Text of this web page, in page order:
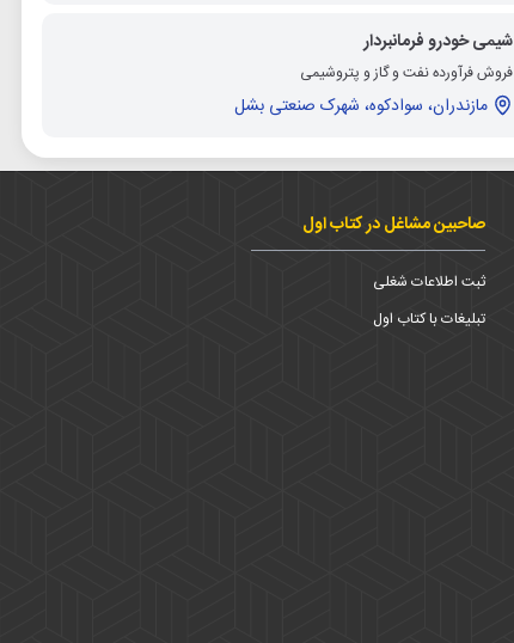
شیمی خودرو فرمانبردار
فروش فرآورده نفت و گاز و پتروشیمی
مازندران، سوادکوه، شهرک صنعتی بشل
صاحبین مشاغل در کتاب اول
ثبت اطلاعات شغلی
تبلیغات با کتاب اول